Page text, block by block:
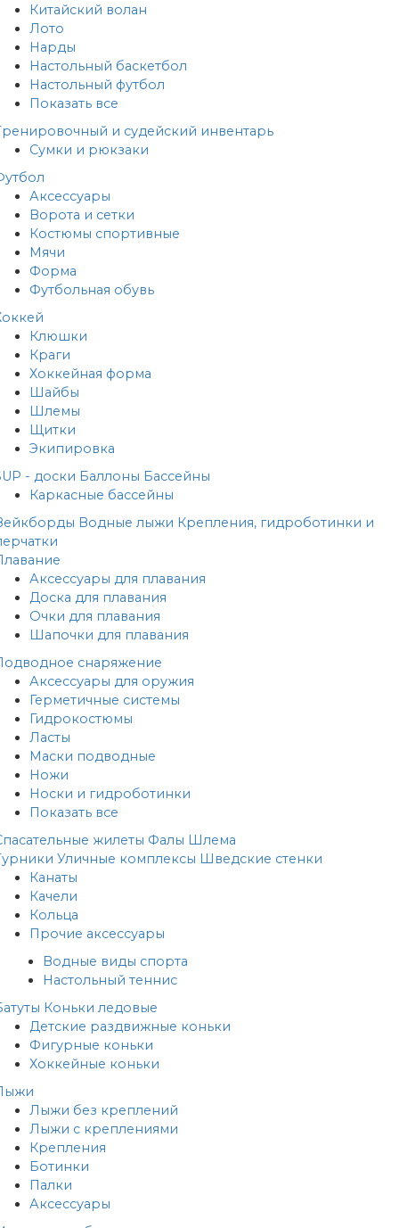
Китайский волан
Лото
Нарды
Настольный баскетбол
Настольный футбол
Показать все
и судейский инвентарь
Сумки и рюкзаки
Аксессуары
Ворота и сетки
Костюмы спортивные
Мячи
Форма
Футбольная обувь
Клюшки
Краги
Хоккейная форма
Шайбы
Шлемы
Щитки
Экипировка
- доски Баллоны Бассейны
Каркасные бассейны
Водные лыжи Крепления, гидроботинки и
Аксессуары для плавания
Доска для плавания
Очки для плавания
Шапочки для плавания
снаряжение
Аксессуары для оружия
Герметичные системы
Гидрокостюмы
Ласты
Маски подводные
Ножи
Носки и гидроботинки
Показать все
жилеты Фалы Шлема
Уличные комплексы Шведские стенки
Канаты
Качели
Кольца
Прочие аксессуары
Водные виды спорта
Настольный теннис
Коньки ледовые
Детские раздвижные коньки
Фигурные коньки
Хоккейные коньки
Лыжи без креплений
Лыжи с креплениями
Крепления
Ботинки
Палки
Аксессуары